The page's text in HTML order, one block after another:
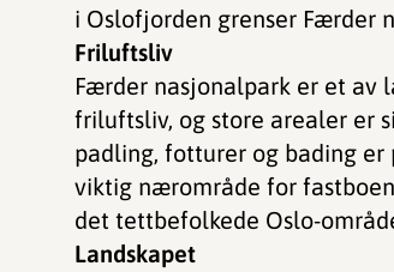
i Oslofjorden grenser Færder
Friluftsliv
Færder nasjonalpark er et av
friluftsliv, og store arealer er
padling, fotturer og bading
viktig nærområde for
det tettbefolkede Oslo-
Landskapet